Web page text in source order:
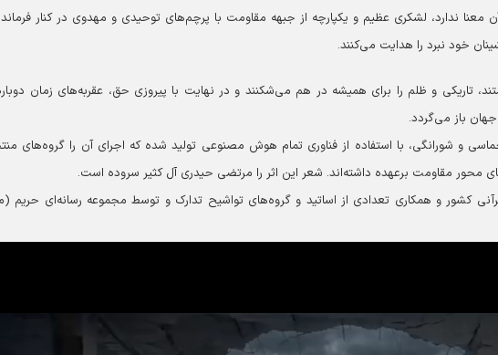
معنا ندارد، لشکری عظیم و یکپارچه از جبهه مقاومت با پرچم‌های توحیدی و مهدوی در کنار
خود نبرد را هدایت می‌کنند.
تاریکی و ظلم را برای همیشه در هم می‌شکنند و در نهایت با پیروزی حق، عقربه‌های زمان
باز می‌گردد.
و شورانگی، با استفاده از فناوری تمام هوش مصنوعی تولید شده که اجرای آن را گروه‌های
محور مقاومت برعهده داشته‌اند. شعر این اثر را مرتضی حیدری آل کثیر سروده است.
کشور و همکاری تعدادی از اساتید و گروه‌های تواشیح تدارک و توسط مجموعه رسانه‌ای حریم